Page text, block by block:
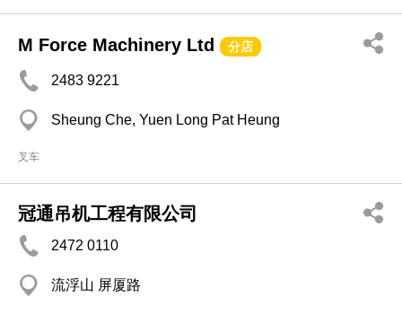
M Force Machinery Ltd 分店
2483 9221
Sheung Che, Yuen Long Pat Heung
叉车
冠通吊机工程有限公司
2472 0110
流浮山 屏厦路